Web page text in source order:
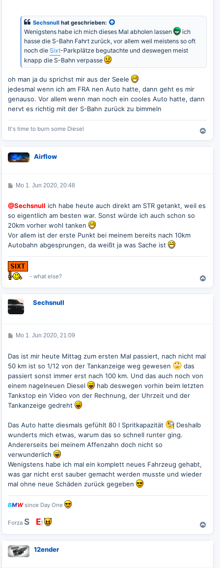
Sechsnull hat geschrieben:
Wenigstens habe ich mich dieses Mal abholen lassen
ich
hasse die S-Bahn Fahrt zurück, vor allem weil meistens so oft
noch die Sixt-Parkplätze begutachte und deswegen meist
knapp die S-Bahn verpasse
oh man ja du sprichst mir aus der Seele
jedesmal wenn ich am FRA nen Auto hatte, dann geht es mir
genauso. Vor allem wenn man noch ein cooles Auto hatte, dann
nervt es richtig mit der S-Bahn zurück zu bimmeln
It's time to burn some Diesel
N
a
Airflow
B
t
a
g
Mo 1. Jun 2020, 20:48
@Sechsnull ich habe heute auch direkt am STR getankt, weil es
so eigentlich am besten war. Sonst würde ich auch schon so
20km vorher wohl tanken
Vor allem ist der erste Punkt bei meinem bereits nach 10km
Autobahn abgesprungen, da weißt ja was Sache ist
- what else?
N
a
Sechsnull
B
t
r
a
g
Mo 1. Jun 2020, 21:09
Das ist mir heute Mittag zum ersten Mal passiert, nach nicht mal
50 km ist so 1/12 von der Tankanzeige weg gewesen
das
passiert sonst immer erst nach 100 km. Und das auch noch von
einem nagelneuen Diesel
hab deswegen vorhin beim letzten
Tankstop ein Video von der Rechnung, der Uhrzeit und der
Tankanzeige gedreht
Das Auto hatte diesmals gefühlt 80 l Spritkapazität
Deshalb
wunderts mich etwas, warum das so schnell runter ging.
Andererseits bei meinem Affenzahn doch nicht so
verwunderlich
Wenigstens habe ich mal ein komplett neues Fahrzeug gehabt,
was gar nicht erst sauber gemacht werden musste und wieder
mal ohne neue Schäden zurück gegeben
BMWsince Day One
Forza S E!
N
a
12ender